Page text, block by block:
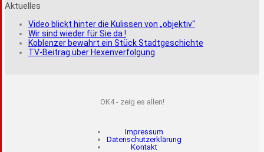
Aktuelles
Video blickt hinter die Kulissen von „objektiv“
Wir sind wieder für Sie da !
Koblenzer bewahrt ein Stück Stadtgeschichte
TV-Beitrag über Hexenverfolgung
OK4 - zeig es allen!
Impressum
Datenschutzerklärung
Kontakt